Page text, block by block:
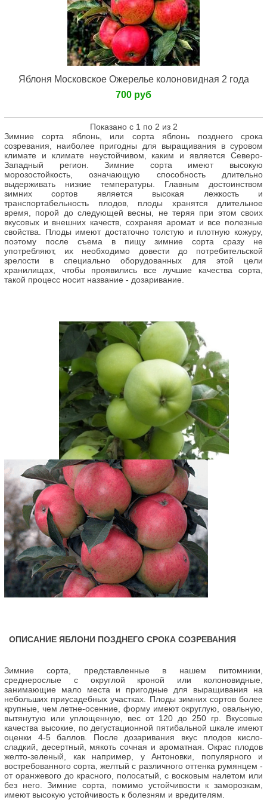
Яблоня Московское Ожерелье колоновидная 2 года
700 руб
Показано с 1 по 2 из 2
Зимние сорта яблонь, или сорта яблонь позднего срока
созревания, наиболее пригодны для выращивания в суровом
климате и климате неустойчивом, каким и является Северо-
Западный регион. Зимние сорта имеют высокую
морозостойкость, означающую способность длительно
выдерживать низкие температуры. Главным достоинством
зимних сортов является высокая лежкость и
транспортабельность плодов, плоды хранятся длительное
время, порой до следующей весны, не теряя при этом своих
вкусовых и внешних качеств, сохраняя аромат и все полезные
свойства. Плоды имеют достаточно толстую и плотную кожуру,
поэтому после съема в пищу зимние сорта сразу не
употребляют, их необходимо довести до потребительской
зрелости в специально оборудованных для этой цели
хранилищах, чтобы проявились все лучшие качества сорта,
такой процесс носит название - дозаривание.
ОПИСАНИЕ ЯБЛОНИ ПОЗДНЕГО СРОКА СОЗРЕВАНИЯ
Зимние сорта, представленные в нашем питомники,
среднерослые с округлой кроной или колоновидные,
занимающие мало места и пригодные для выращивания на
небольших приусадебных участках. Плоды зимних сортов более
крупные, чем летне-осенние, форму имеют округлую, овальную,
вытянутую или уплощенную, вес от 120 до 250 гр. Вкусовые
качества высокие, по дегустационной пятибальной шкале имеют
оценки 4-5 баллов. После дозаривания вкус плодов кисло-
сладкий, десертный, мякоть сочная и ароматная. Окрас плодов
желто-зеленый, как например, у Антоновки, популярного и
востребованного сорта, желтый с различного оттенка румянцем -
от оранжевого до красного, полосатый, с восковым налетом или
без него. Зимние сорта, помимо устойчивости к заморозкам,
имеют высокую устойчивость к болезням и вредителям.